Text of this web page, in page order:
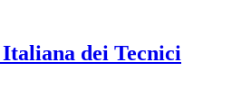
dei Tecnici